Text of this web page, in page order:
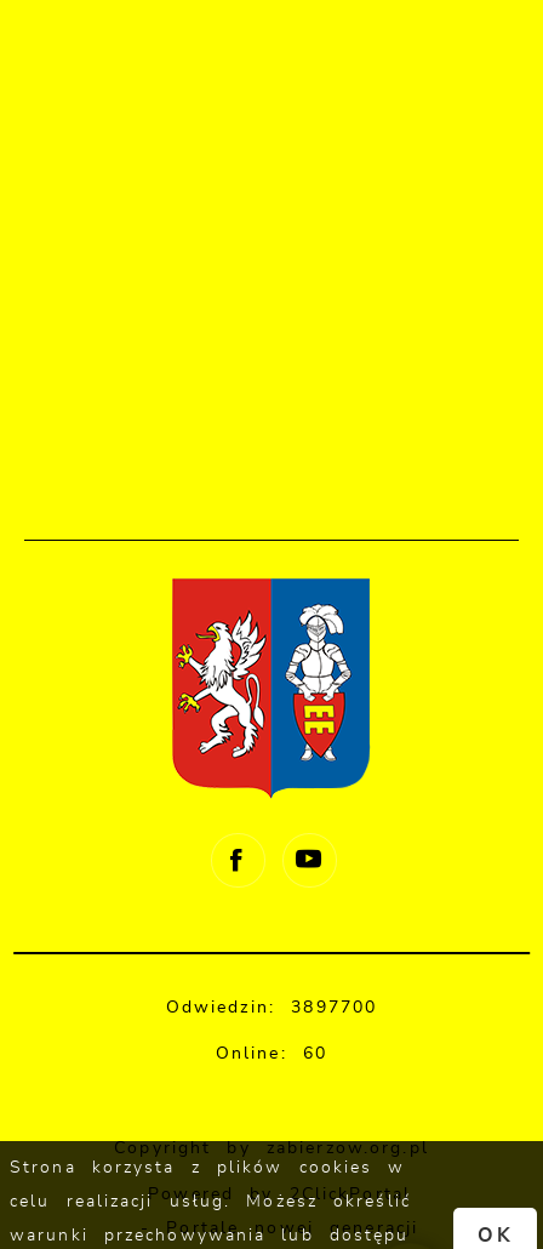
Odwiedzin: 3897700
Online: 60
Copyright by zabierzow.org.pl
Powered by 2ClickPortal
- Portale nowej generacji
Strona korzysta z plików cookies w
celu realizacji usług. Możesz określić
warunki przechowywania lub dostępu
OK